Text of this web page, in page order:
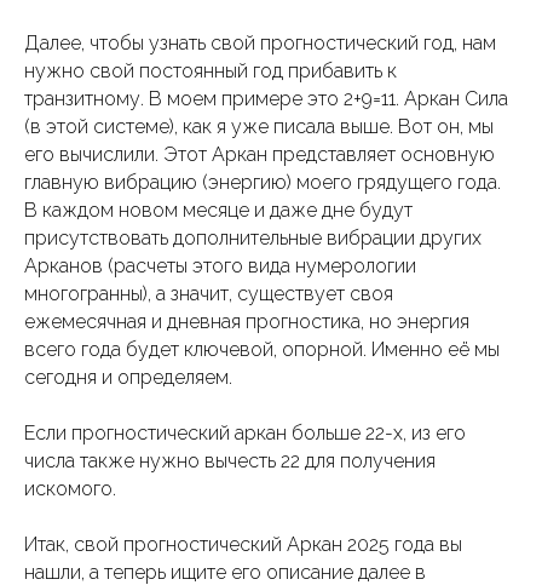
Далее, чтобы узнать свой прогностический год, нам
нужно свой постоянный год прибавить к
транзитному. В моем примере это 2+9=11. Аркан Сила
(в этой системе), как я уже писала выше. Вот он, мы
его вычислили. Этот Аркан представляет основную
главную вибрацию (энергию) моего грядущего года.
В каждом новом месяце и даже дне будут
присутствовать дополнительные вибрации других
Арканов (расчеты этого вида нумерологии
многогранны), а значит, существует своя
ежемесячная и дневная прогностика, но энергия
всего года будет ключевой, опорной. Именно её мы
сегодня и определяем.
Если прогностический аркан больше 22-х, из его
числа также нужно вычесть 22 для получения
искомого.
Итак, свой прогностический Аркан 2025 года вы
нашли, а теперь ищите его описание далее в